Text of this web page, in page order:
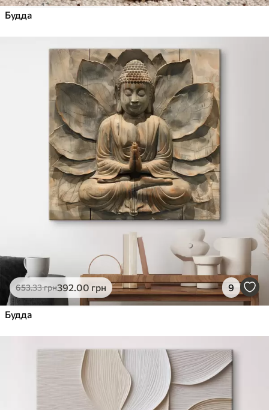
✓Яскраві, насичені кольори
Поверхня з текстурою полотна
Екологічний матеріал
Будда
653.33грн392.00 грн 9
Будда